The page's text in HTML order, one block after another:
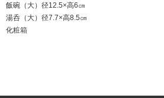
飯碗（大）径12.5×高6㎝
湯呑（大）径7.7×高8.5㎝
化粧箱